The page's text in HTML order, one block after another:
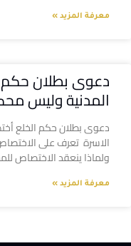
معرفة المزيد »
دعوى بطلان
المدنية وليس
دعوى بطلان حكم الخلع
الاسرة تعرف على
ولماذا ينعقد الاختصاص
معرفة المزيد »